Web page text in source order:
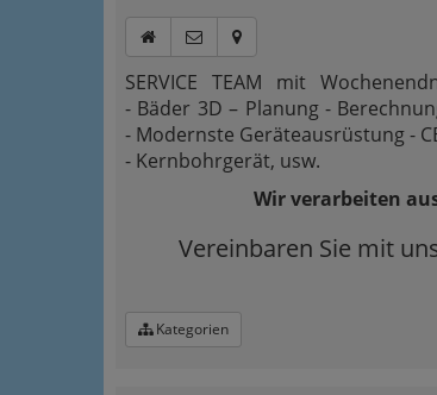
SERVICE TEAM mit
- Bäder 3D – Planung -
- Modernste Geräteausrüstung -
- Kernbohrgerät, usw.
Wir verarbeiten
Vereinbaren Sie mit
Kategorien